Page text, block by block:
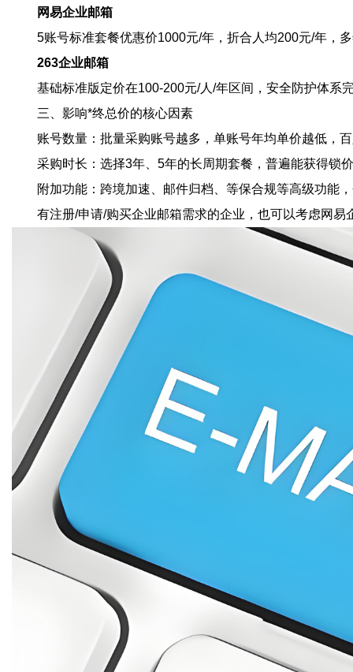
网易企业邮箱
5账号标准套餐优惠价1000元/年，折合人均200元/年，
263企业邮箱
基础标准版定价在100-200元/人/年区间，安全防护体系
三、影响*终总价的核心因素
账号数量：批量采购账号越多，单账号年均单价越低，
采购时长：选择3年、5年的长周期套餐，普遍能获得锁
附加功能：跨境加速、邮件归档、等保合规等高级功能
有注册/申请/购买企业邮箱需求的企业，也可以考虑网